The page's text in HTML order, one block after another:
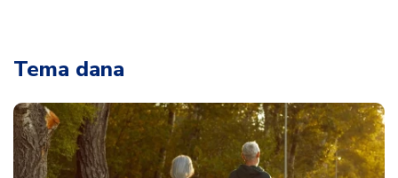
Tema dana